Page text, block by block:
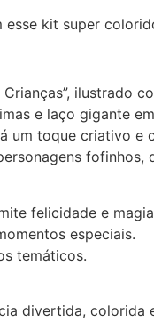
kit super
ilustrado
e laço gigante
um toque criativo e
fofinhos,
felicidade e
especiais.
temáticos.
divertida,